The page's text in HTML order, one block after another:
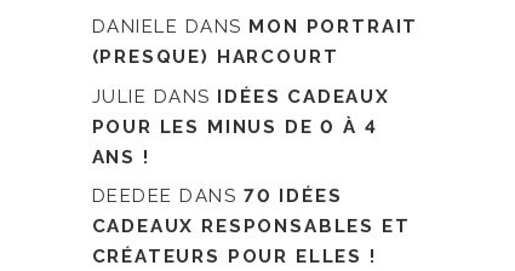
DANIELE DANS MON PORTRAIT
(PRESQUE) HARCOURT
JULIE DANS IDÉES CADEAUX
POUR LES MINUS DE 0 À 4
ANS !
DEEDEE DANS 70 IDÉES
CADEAUX RESPONSABLES ET
CRÉATEURS POUR ELLES !